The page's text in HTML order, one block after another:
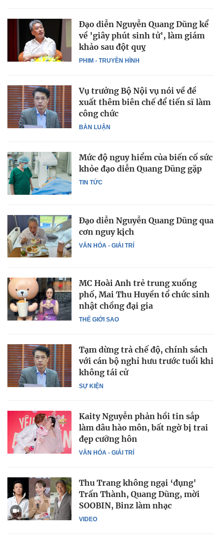
PHIM - TRUYỀN HÌNH
Đạo diễn Nguyễn Quang Dũng kể
về 'giây phút sinh tử', làm giám
khảo sau đột quỵ
BÀN LUẬN
Vụ trưởng Bộ Nội vụ nói về đề
xuất thêm biên chế để tiến sĩ làm
công chức
TIN TỨC
Mức độ nguy hiểm của biến cố sức
khỏe đạo diễn Quang Dũng gặp
VĂN HÓA - GIẢI TRÍ
Đạo diễn Nguyễn Quang Dũng qua
cơn nguy kịch
THẾ GIỚI SAO
MC Hoài Anh trẻ trung xuống
phố, Mai Thu Huyền tổ chức sinh
nhật chồng đại gia
SỰ KIỆN
Tạm dừng trả chế độ, chính sách
với cán bộ nghỉ hưu trước tuổi khi
không tái cử
VĂN HÓA - GIẢI TRÍ
Kaity Nguyễn phản hồi tin sắp
làm dâu hào môn, bất ngờ bị trai
đẹp cưỡng hôn
VIDEO
Thu Trang không ngại ‘đụng'
Trấn Thành, Quang Dũng, mời
SOOBIN, Binz làm nhạc